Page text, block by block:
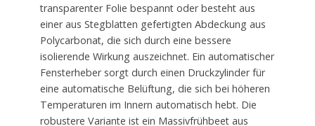
transparenter Folie bespannt oder besteht aus
einer aus Stegblatten gefertigten Abdeckung aus
Polycarbonat, die sich durch eine bessere
isolierende Wirkung auszeichnet. Ein automatischer
Fensterheber sorgt durch einen Druckzylinder für
eine automatische Belüftung, die sich bei höheren
Temperaturen im Innern automatisch hebt. Die
robustere Variante ist ein Massivfrühbeet aus